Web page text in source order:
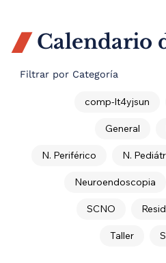
Filtrar por Categoría
comp-lt4yjsun
General
N.
N. Periférico
Neuroendoscopia
SCNO
Taller
 Calendario